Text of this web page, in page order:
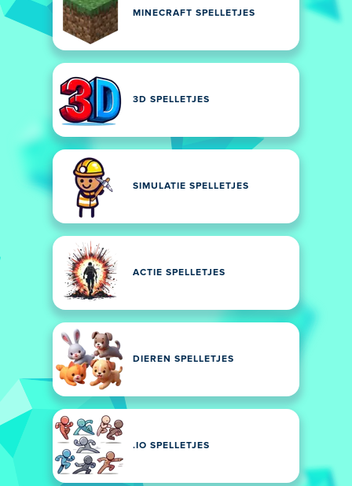
MINECRAFT SPELLETJES
3D SPELLETJES
SIMULATIE SPELLETJES
ACTIE SPELLETJES
DIEREN SPELLETJES
.IO SPELLETJES